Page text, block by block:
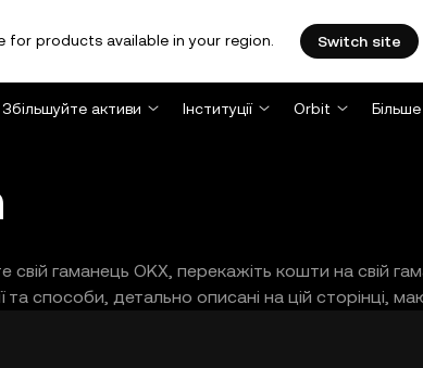
products available in your region. Switch site
Збільшуйте активи Інституції Orbit Більше
гаманець OKX, перекажіть кошти на свій
способи, детально описані на цій сторінці,